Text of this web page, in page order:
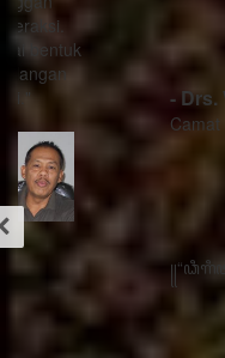
- Drs. Warsidi
Camat Kokap, Kulon